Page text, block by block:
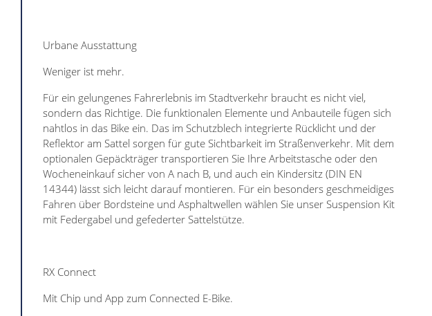
Urbane Ausstattung
Weniger ist mehr.
Für ein gelungenes Fahrerlebnis im Stadtverkehr braucht es nicht viel,
sondern das Richtige. Die funktionalen Elemente und Anbauteile fügen sich
nahtlos in das Bike ein. Das im Schutzblech integrierte Rücklicht und der
Reflektor am Sattel sorgen für gute Sichtbarkeit im Straßenverkehr. Mit dem
optionalen Gepäckträger transportieren Sie Ihre Arbeitstasche oder den
Wocheneinkauf sicher von A nach B, und auch ein Kindersitz (DIN EN
14344) lässt sich leicht darauf montieren. Für ein besonders geschmeidiges
Fahren über Bordsteine und Asphaltwellen wählen Sie unser Suspension Kit
mit Federgabel und gefederter Sattelstütze.
RX Connect
Mit Chip und App zum Connected E-Bike.